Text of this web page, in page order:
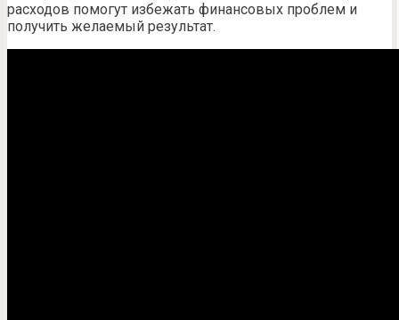
расходов помогут избежать финансовых проблем и
получить желаемый результат.